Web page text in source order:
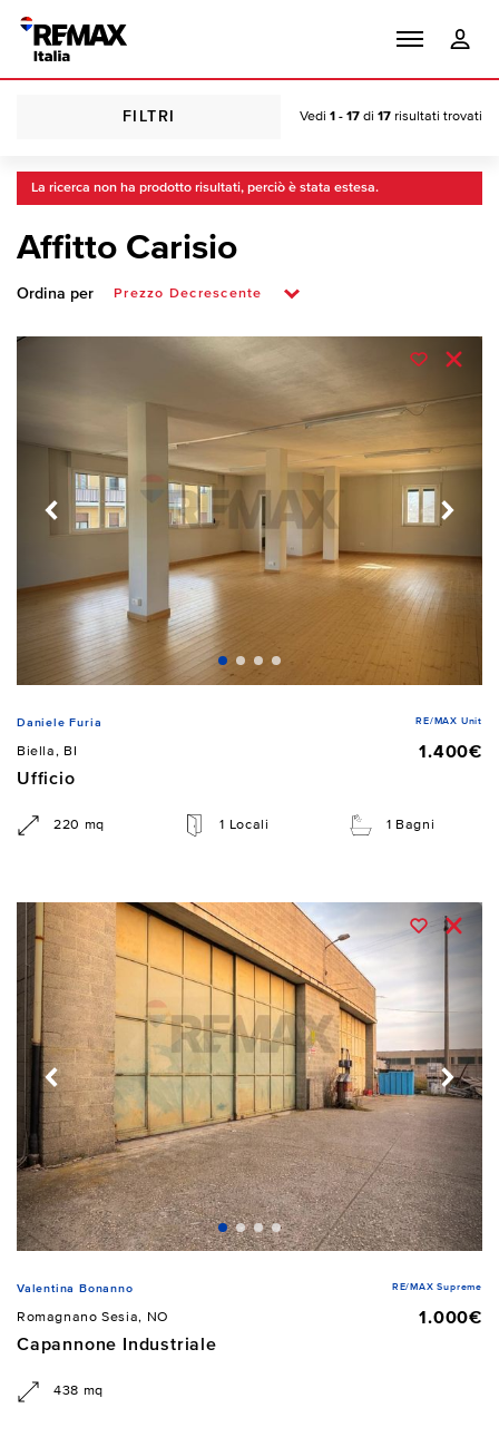
FILTRI Vedi 1 - 17 di 17 risultati trovati
La ricerca non ha prodotto risultati, perciò è stata estesa.
Affitto Carisio
Ordina per
Daniele Furia RE/MAX Unit
Biella, BI
1.400€
Ufficio
220 mq 1 Locali 1 Bagni
Valentina Bonanno RE/MAX Supreme
Romagnano Sesia, NO
1.000€
Capannone Industriale
438 mq